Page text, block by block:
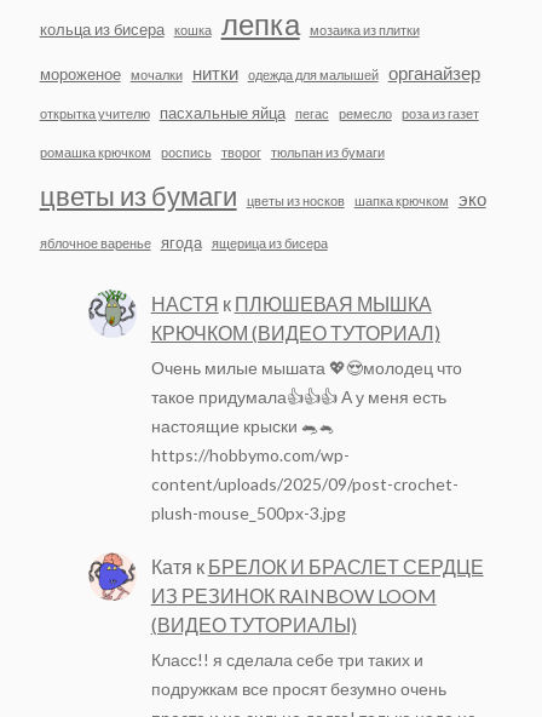
кольца из бисера кошка лепка мозаика из плитки
мороженое мочалки нитки одежда для малышей органайзер
открытка учителю пасхальные яйца пегас ремесло роза из газет
ромашка крючком роспись творог тюльпан из бумаги
цветы из бумаги цветы из носков шапка крючком эко
яблочное варенье ягода ящерица из бисера
НАСТЯ к ПЛЮШЕВАЯ МЫШКА
КРЮЧКОМ (ВИДЕО ТУТОРИАЛ)
Очень милые мышата 💖😍молодец что
такое придумала👍👍👍 А у меня есть
настоящие крыски 🐀🐁
https://hobbymo.com/wp-
content/uploads/2025/09/post-crochet-
plush-mouse_500px-3.jpg
Катя к БРЕЛОК И БРАСЛЕТ СЕРДЦЕ
ИЗ РЕЗИНОК RAINBOW LOOM
(ВИДЕО ТУТОРИАЛЫ)
Класс!! я сделала себе три таких и
подружкам все просят безумно очень